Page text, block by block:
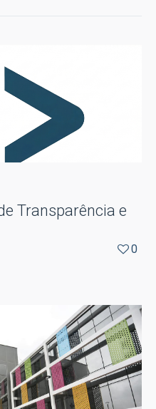
Transparência e
0